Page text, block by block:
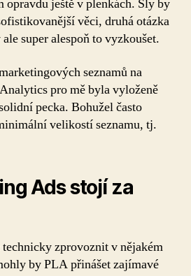
opravdu ještě v plenkách. Šly by
věci, druhá otázka
super alespoň to vyzkoušet.
seznamů na
pro mě byla vyloženě
pecka. Bohužel často
velikostí seznamu, tj.
Ads stojí za
zprovoznit v nějakém
by PLA přinášet zajímavé